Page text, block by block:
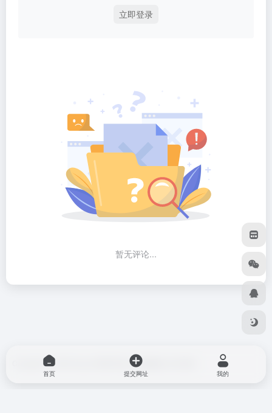
立即登录
暂无评论...
Copyright © 2026 由OneNav
首页 提交网址 我的